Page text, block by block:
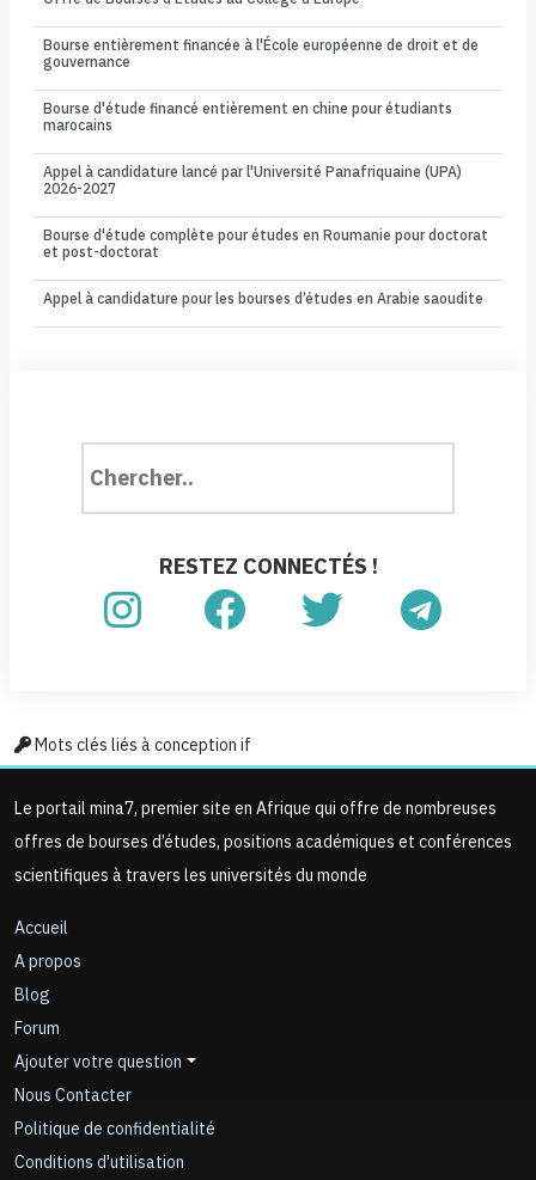
Bourse entièrement financée à l'École européenne de droit et de
gouvernance
Bourse d'étude financé entièrement en chine pour étudiants
marocains
Appel à candidature lancé par l'Université Panafriquaine (UPA)
2026-2027
Bourse d'étude complète pour études en Roumanie pour doctorat
et post-doctorat
Appel à candidature pour les bourses d’études en Arabie saoudite
RESTEZ CONNECTÉS !
Mots clés liés à conception if
Le portail mina7, premier site en Afrique qui offre de nombreuses
offres de bourses d’études, positions académiques et conférences
scientifiques à travers les universités du monde
Accueil
A propos
Blog
Forum
Ajouter votre question
Nous Contacter
Politique de confidentialité
Conditions d'utilisation